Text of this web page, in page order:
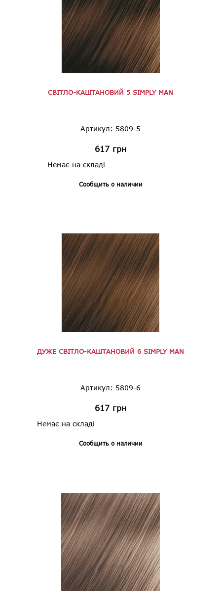
СВІТЛО-КАШТАНОВИЙ 5 SIMPLY MAN
Артикул: 5809-5
617 грн
Немає на складі
Сообщить о наличии
ДУЖЕ СВІТЛО-КАШТАНОВИЙ 6 SIMPLY MAN
Артикул: 5809-6
617 грн
Немає на складі
Сообщить о наличии